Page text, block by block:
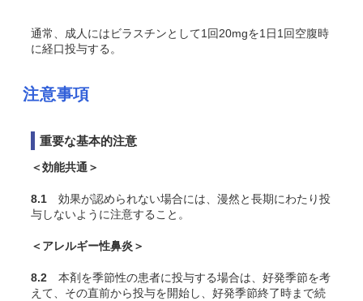
通常、成人にはビラスチンとして1回20mgを1日1回空腹時
に経口投与する。
注意事項
重要な基本的注意
＜効能共通＞
8.1 効果が認められない場合には、漫然と長期にわたり投
与しないように注意すること。
＜アレルギー性鼻炎＞
8.2 本剤を季節性の患者に投与する場合は、好発季節を考
えて、その直前から投与を開始し、好発季節終了時まで続